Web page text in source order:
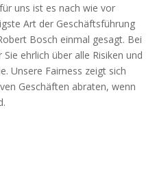
uns ist es nach wie vor
Art der Geschäftsführung
Bosch einmal gesagt. Bei
ehrlich über alle Risiken und
Unsere Fairness zeigt sich
Geschäften abraten, wenn